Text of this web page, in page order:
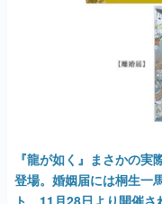
『龍が如く』まさかの
登場。婚姻届には桐生一
ト。11月28日より開催